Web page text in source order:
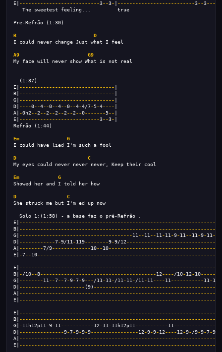
E| ---------------------------3--3- --------------------------3--3-----
The sweetest feeling...         true
Pre-Refrão (1:30)
B
D
I could never change Just what I feel
A9
G9
My face will never show What is not real
(1:37)
E| --------------------------------
B| --------------------------------
G| --------------------------------
D| ----0--4--0--4--0--4-4/7-5-4----
A| -0h2--2--2--2--2--2--0-------5--
E| ---------------------------3--3-
Refrão (1:44)
Em
G
I could have lied I'm such a fool
D
C
My eyes could never never never, Keep their cool
Em
G
Showed her and I told her how
D
C
She struck me but I'm ed up now
Solo 1:(1:58) - a base faz o pré-Refrão .
E|
B|
G| --------------------------------------11 --11 --11 -11 -9-11 --11 -9-11
D| ------------7-9/11 -119--------9-9/12
A| --------7/9-------------10--10
E| -7--10
E|
B| -/10--8---------------------------------------12----/10-12-10
G| --------11 --7--7-9-7-9---/11 -11 -/11 -11 -/11 -11 ----11 -----------11 -
D| ---------------------- (9)
A|
E|
E|
B|
G| -11h12p11 -9-11 -----------12-11 -11h12p11 -----------11
D| ---------------9-7-9-9-9----------------12-9-9-12----12-9-/9-9-7-9
A|
E|